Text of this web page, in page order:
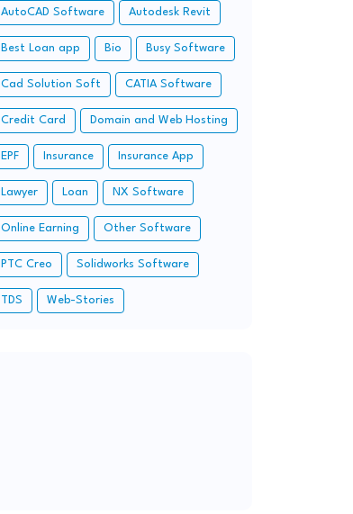
AutoCAD Software Autodesk Revit
Best Loan app Bio Busy Software
Cad Solution Soft CATIA Software
Credit Card Domain and Web Hosting
EPF Insurance Insurance App
Lawyer Loan NX Software
Online Earning Other Software
PTC Creo Solidworks Software
TDS Web-Stories